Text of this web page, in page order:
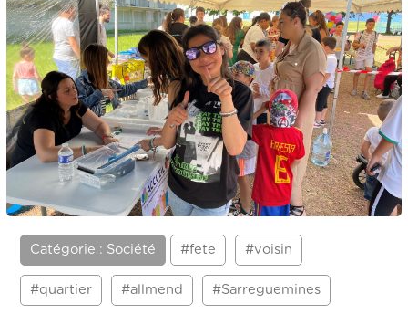
Catégorie : Société #fete #voisin
#quartier #allmend #Sarreguemines